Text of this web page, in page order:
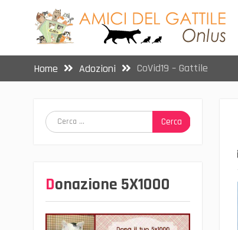
Home Adozioni CoVid19 – Gattile
Ricerca
per:
Donazione 5X1000